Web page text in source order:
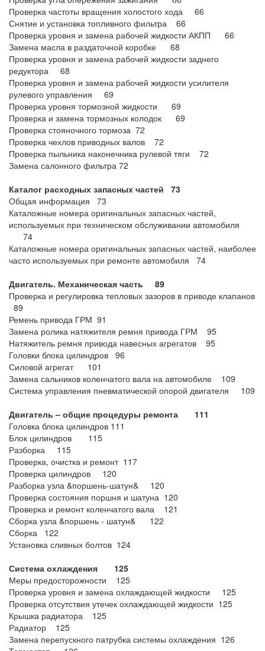
Проверка частоты вращения холостого хода 66
Снятие и установка топливного фильтра 66
Проверка уровня и замена рабочей жидкости АКПП 66
Замена масла в раздаточной коробке 68
Проверка уровня и замена рабочей жидкости заднего
редуктора 68
Проверка уровня и замена рабочей жидкости усилителя
рулевого управления 69
Проверка уровня тормозной жидкости 69
Проверка и замена тормозных колодок 69
Проверка стояночного тормоза 72
Проверка чехлов приводных валов 72
Проверка пыльника наконечника рулевой тяги 72
Замена салонного фильтра 72
Каталог расходных запасных частей 73
Общая информация 73
Каталожные номера оригинальных запасных частей,
используемых при техническом обслуживании автомобиля
74
Каталожные номера оригинальных запасных частей, наиболее
часто используемых при ремонте автомобиля 74
Двигатель. Механическая часть 89
Проверка и регулировка тепловых зазоров в приводе клапанов
89
Ремень привода ГРМ 91
Замена ролика натяжителя ремня привода ГРМ 95
Натяжитель ремня привода навесных агрегатов 95
Головки блока цилиндров 96
Силовой агрегат 101
Замена сальников коленчатого вала на автомобиле 109
Система управления пневматической опорой двигателя 109
Двигатель – общие процедуры ремонта 111
Головка блока цилиндров 111
Блок цилиндров 115
Разборка 115
Проверка, очистка и ремонт 117
Проверка цилиндров 120
Разборка узла &поршень-шатун& 120
Проверка состояния поршня и шатуна 120
Проверка и ремонт коленчатого вала 121
Сборка узла &поршень - шатун& 122
Сборка 122
Установка сливных болтов 124
Система охлаждения 125
Меры предосторожности 125
Проверка уровня и замена охлаждающей жидкости 125
Проверка отсутствия утечек охлаждающей жидкости 125
Крышка радиатора 125
Радиатор 125
Замена перепускного патрубка системы охлаждения 126